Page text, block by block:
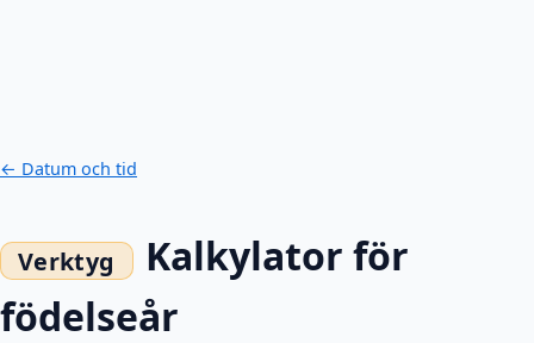
← Datum och tid
Kalkylator för
födelseår